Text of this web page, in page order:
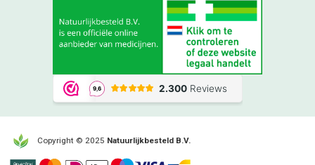
Copyright © 2025 Natuurlijkbesteld B.V.